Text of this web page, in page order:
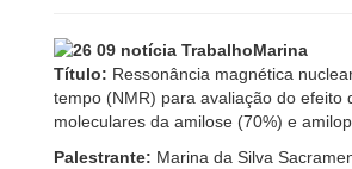
Título: Ressonância magnética
tempo (NMR) para avaliação do efeito
moleculares da amilose (70%) e
Palestrante: Marina da Silva